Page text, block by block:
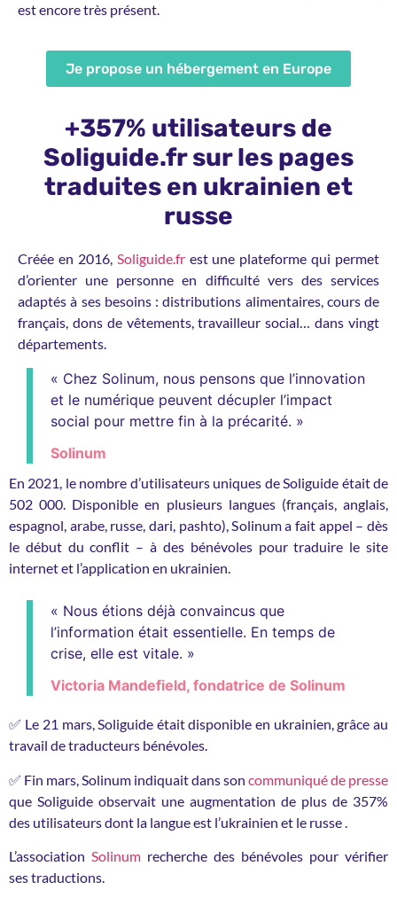
est encore très présent.
Je propose un hébergement en Europe
+357% utilisateurs de
Soliguide.fr sur les pages
traduites en ukrainien et
russe
Créée en 2016, Soliguide.frest une plateforme qui permet
d’orienter une personne en difficulté vers des services
adaptés à ses besoins : distributions alimentaires, cours de
français, dons de vêtements, travailleur social… dans vingt
départements.
« Chez Solinum, nous pensons que l’innovation
et le numérique peuvent décupler l’impact
social pour mettre fin à la précarité. »
Solinum
En 2021, le nombre d’utilisateurs uniques de Soliguide était de
502 000. Disponible en plusieurs langues (français, anglais,
espagnol, arabe, russe, dari, pashto), Solinum a fait appel – dès
le début du conflit – à des bénévoles pour traduire le site
internet et l’application en ukrainien.
« Nous étions déjà convaincus que
l’information était essentielle. En temps de
crise, elle est vitale. »
Victoria Mandefield, fondatrice de Solinum
✅ Le 21 mars, Soliguide était disponible en ukrainien, grâce au
travail de traducteurs bénévoles.
✅ Fin mars, Solinum indiquait dans son communiqué de presse
que Soliguide observait une augmentation de plus de 357%
des utilisateurs dont la langue est l’ukrainien et le russe .
L’association Solinum recherche des bénévoles pour vérifier
ses traductions.